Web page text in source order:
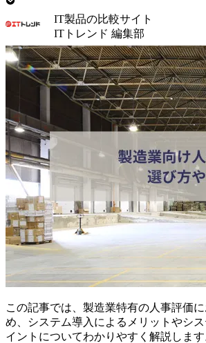
IT製品の比較サイト
ITトレンド 編集部
この記事では、製造業特有の人事評価
め、システム導入によるメリットやシ
イントについてわかりやすく解説しま